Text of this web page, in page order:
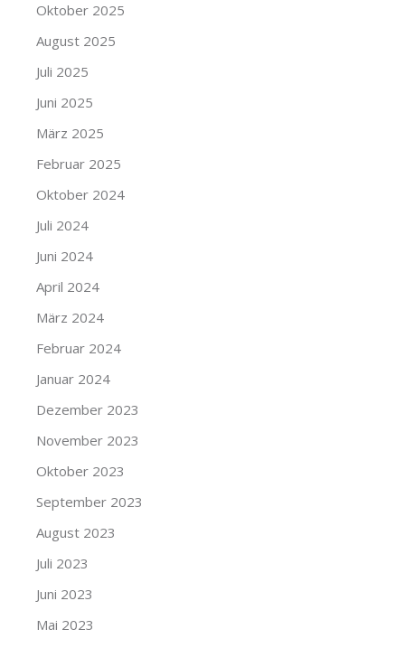
Oktober 2025
August 2025
Juli 2025
Juni 2025
März 2025
Februar 2025
Oktober 2024
Juli 2024
Juni 2024
April 2024
März 2024
Februar 2024
Januar 2024
Dezember 2023
November 2023
Oktober 2023
September 2023
August 2023
Juli 2023
Juni 2023
Mai 2023